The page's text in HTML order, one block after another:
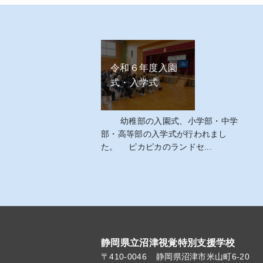
令和６年度入園
式・入学式
幼稚部の入園式、小学部・中学
部・高等部の入学式が行われまし
た。 ピカピカのランドセ...
静岡県立沼津視覚特別支援学校
〒410-0046 静岡県沼津市米山町6‐20